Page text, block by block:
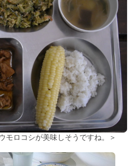
モロコシが美味しそうですね。＞